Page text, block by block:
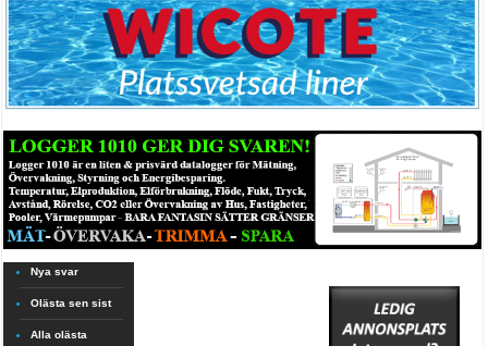
Nya svar
Olästa sen sist
Alla olästa